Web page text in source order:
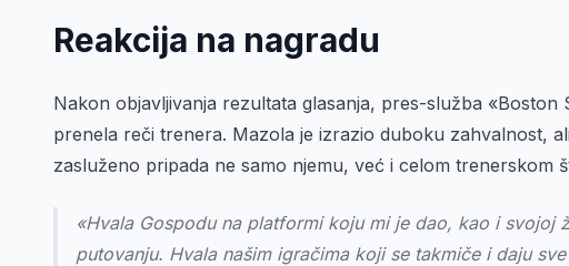
Reakcija na nagradu
Nakon objavljivanja rezultata glasanja, pres-služba «Boston
prenela reči trenera. Mazola je izrazio duboku zahvalnost,
zasluženo pripada ne samo njemu, već i celom trenerskom
«Hvala Gospodu na platformi koju mi je dao, kao i
putovanju. Hvala našim igračima koji se takmiče i daju